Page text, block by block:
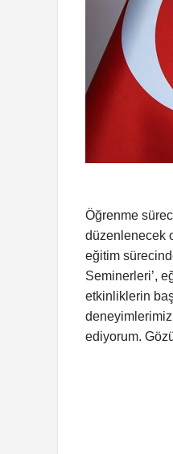
Öğrenme
düzenlenecek
eğitim
Seminerleri’,
etkinliklerin
ediyorum.